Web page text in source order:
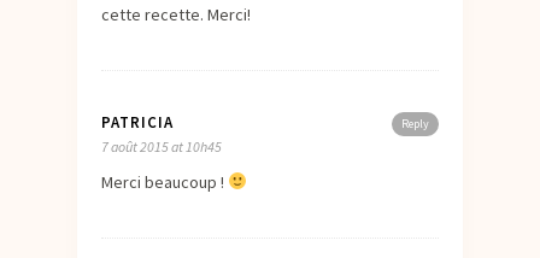
cette recette. Merci!
Reply
PATRICIA
7 août 2015 at 10h45
Merci beaucoup !